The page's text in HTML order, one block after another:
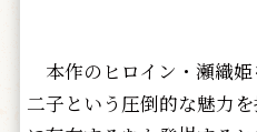
本作のヒロイン・瀬織
二子という圧倒的な魅力